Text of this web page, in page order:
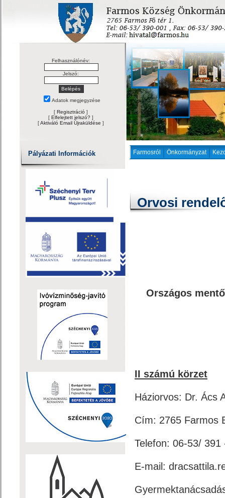
Felhasználónév:
Jelszó:
Adatok megjegyzése
[Regisztráció ]
[Elfelejtett jelszó? ]
[Aktiváló Email Újraküldése ]
Pályázati Információk Farmosról Önkormányzat
Orvosi
Országos
II számú körzet
Háziorvos: Dr. Ács
Cím: 2765 Farmos
Telefon: 06-53/ 391
E-mail: